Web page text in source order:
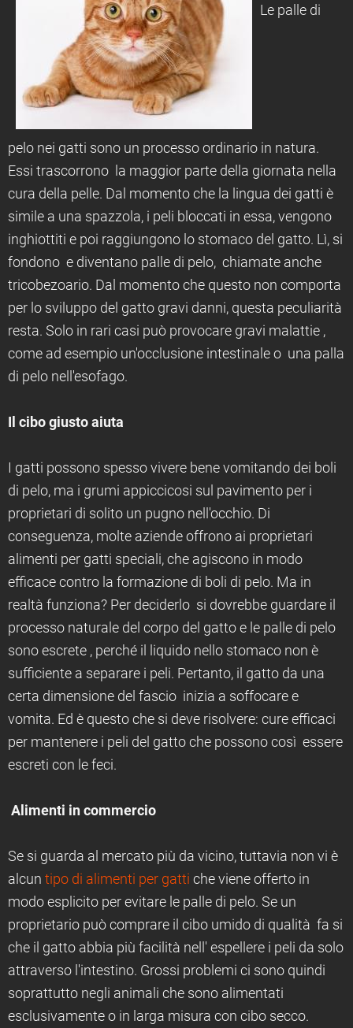
Le palle di
pelo nei gatti sono un processo ordinario in natura.
Essi trascorrono la maggior parte della giornata nella
cura della pelle. Dal momento che la lingua dei gatti è
simile a una spazzola, i peli bloccati in essa, vengono
inghiottiti e poi raggiungono lo stomaco del gatto. Lì, si
fondono e diventano palle di pelo, chiamate anche
tricobezoario. Dal momento che questo non comporta
per lo sviluppo del gatto gravi danni, questa peculiarità
resta. Solo in rari casi può provocare gravi malattie ,
come ad esempio un'occlusione intestinale o una palla
di pelo nell'esofago.
Il cibo giusto aiuta
I gatti possono spesso vivere bene vomitando dei boli
di pelo, ma i grumi appiccicosi sul pavimento per i
proprietari di solito un pugno nell'occhio. Di
conseguenza, molte aziende offrono ai proprietari
alimenti per gatti speciali, che agiscono in modo
efficace contro la formazione di boli di pelo. Ma in
realtà funziona? Per deciderlo si dovrebbe guardare il
processo naturale del corpo del gatto e le palle di pelo
sono escrete , perché il liquido nello stomaco non è
sufficiente a separare i peli. Pertanto, il gatto da una
certa dimensione del fascio inizia a soffocare e
vomita. Ed è questo che si deve risolvere: cure efficaci
per mantenere i peli del gatto che possono così essere
escreti con le feci.
Alimenti in commercio
Se si guarda al mercato più da vicino, tuttavia non vi è
alcun tipo di alimenti per gatti che viene offerto in
modo esplicito per evitare le palle di pelo. Se un
proprietario può comprare il cibo umido di qualità fa si
che il gatto abbia più facilità nell' espellere i peli da solo
attraverso l'intestino. Grossi problemi ci sono quindi
soprattutto negli animali che sono alimentati
esclusivamente o in larga misura con cibo secco.